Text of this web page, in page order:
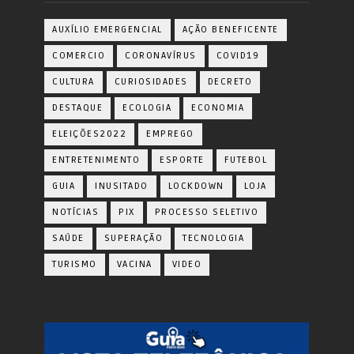
AUXÍLIO EMERGENCIAL AÇÃO BENEFICENTE
COMERCIO CORONAVÍRUS COVID19
CULTURA CURIOSIDADES DECRETO
DESTAQUE ECOLOGIA ECONOMIA
ELEIÇÕES2022 EMPREGO
ENTRETENIMENTO ESPORTE FUTEBOL
GUIA INUSITADO LOCKDOWN LOJA
NOTÍCIAS PIX PROCESSO SELETIVO
SAÚDE SUPERAÇÃO TECNOLOGIA
TURISMO VACINA VIDEO